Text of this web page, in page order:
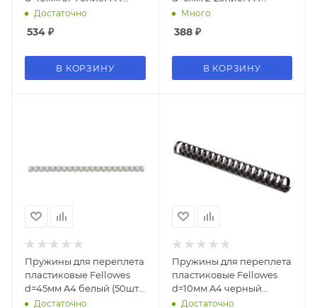
белый (100шт) BP2021
Достаточно
534 ₽
В КОРЗИНУ
белый (100шт) (1373584)
Много
388₽
В КОРЗИНУ
Пружины для переплета
пластиковые Fellowes
d=45мм A4 белый (50шт)
FS-53498
Достаточно
Пружины для переплета
пластиковые Fellowes
d=10мм A4 черный
(100шт) Lamirel LA-
Достаточно